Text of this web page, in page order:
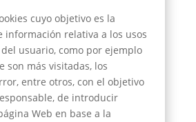
cuyo objetivo es la
información relativa a los usos
usuario, como por ejemplo
son más visitadas, los
entre otros, con el objetivo
de introducir
Web en base a la